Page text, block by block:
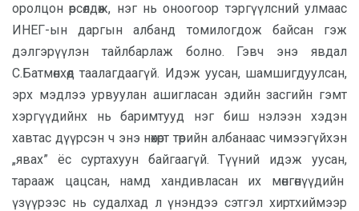
оролцон өрсөлдөж, нэг нь оноогоор тэргүүлсний улмаас
ИНЕГ-ын даргын албанд томилогдож байсан гэж
дэлгэрүүлэн тайлбарлаж болно. Гэвч энэ явдал
С.Батмөнхөд таалагдаагүй. Идэж уусан, шамшигдуулсан,
эрх мэдлээ урвуулан ашигласан эдийн засгийн гэмт
хэргүүдийнх нь баримтууд нэг биш нэлээн хэдэн
хавтас дүүрсэн ч энэ нөхөрт төрийн албанаас чимээгүйхэн
„явах” ёс суртахуун байгаагүй. Түүний идэж уусан,
тарааж цацсан, намд хандивласан их мөнгөнүүдийн
үзүүрээс нь судалхад л үнэндээ сэтгэл хиртхиймээр